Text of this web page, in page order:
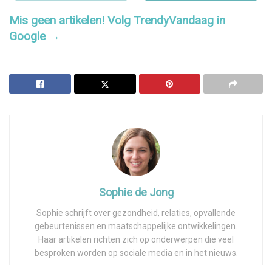
Mis geen artikelen! Volg TrendyVandaag in
Google →
Sophie de Jong
Sophie schrijft over gezondheid, relaties, opvallende
gebeurtenissen en maatschappelijke ontwikkelingen.
Haar artikelen richten zich op onderwerpen die veel
besproken worden op sociale media en in het nieuws.